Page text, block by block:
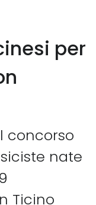
per
concorso
nate
Ticino